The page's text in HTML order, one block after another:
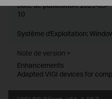
Date de publication:2025-09-
10
Système d'Exploitation:
Note de version >
Enhancements
Adapted VIGI devices for